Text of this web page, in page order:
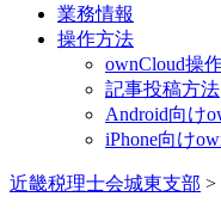
業務情報
操作方法
ownCloud操
記事投稿方法
Android向け
iPhone向け
近畿税理士会城東支部 >